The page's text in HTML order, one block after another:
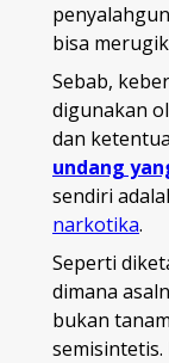
bisa
Sebab,
digunakan
dan
undang
sendiri
narkotika.
Seperti
dimana
bukan